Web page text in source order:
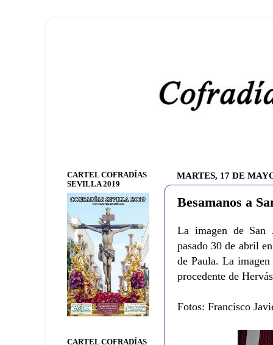
MARTES, 17 DE
Besamanos a
La imagen de San
pasado 30 de abril
de Paula. La imagen
procedente de
Fotos: Francisco
CARTEL COFRADÍAS
SEVILLA 2019
CARTEL COFRADÍAS